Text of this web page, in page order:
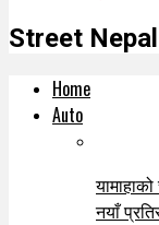
Street Nepal
Home
Auto
नयाँ